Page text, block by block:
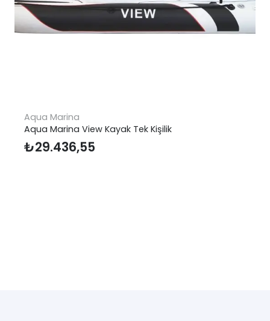
Aqua Marina
Aqua Marina View Kayak Tek Kişilik
₺29.436,55